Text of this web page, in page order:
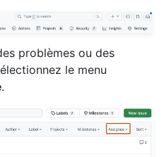
problèmes ou des
le menu
.